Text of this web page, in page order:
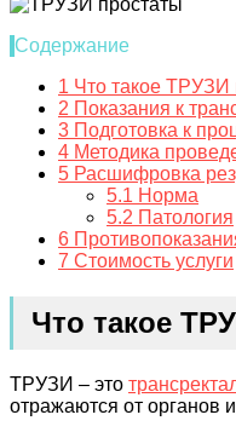
Содержание
1 Что такое ТРУЗИ
2 Показания к
3 Подготовка к
4 Методика
5 Расшифровка
5.1 Норма
5.2 Патология
6
7 Стоимость услуги
Что такое
ТРУЗИ – это
отражаются от органов